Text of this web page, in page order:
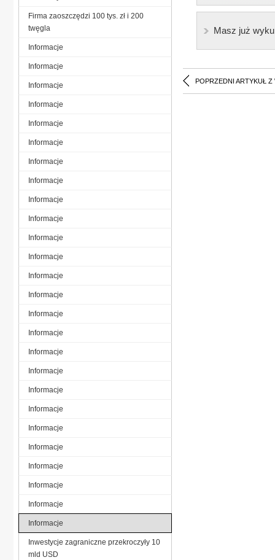
Masz już
POPRZEDNI ARTYKUŁ Z
Firma zaoszczędzi 100 tys. zł i 200
twęgla
Informacje
Informacje
Informacje
Informacje
Informacje
Informacje
Informacje
Informacje
Informacje
Informacje
Informacje
Informacje
Informacje
Informacje
Informacje
Informacje
Informacje
Informacje
Informacje
Informacje
Informacje
Informacje
Informacje
Informacje
Informacje
Informacje
Inwestycje zagraniczne przekroczyły 10
mld USD